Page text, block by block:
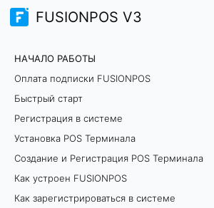
FUSIONPOS V3
НАЧАЛО РАБОТЫ
Оплата подписки FUSIONPOS
Быстрый старт
Регистрация в системе
Установка POS Терминала
Создание и Регистрация POS Терминала
Как устроен FUSIONPOS
Как зарегистрироваться в системе
л